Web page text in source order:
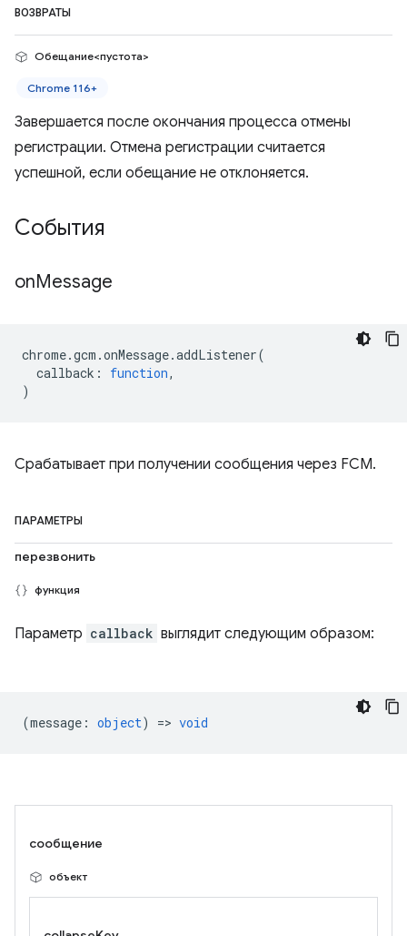
ВОЗВРАТЫ
Обещание<пустота>
Chrome 116+
Завершается после окончания процесса отмены
регистрации. Отмена регистрации считается
успешной, если обещание не отклоняется.
События
onMessage
chrome.gcm .onMessage.addListener(
callback : function,
)
Срабатывает при получении сообщения через FCM.
ПАРАМЕТРЫ
перезвонить
функция
Параметр callback выглядит следующим образом:
(message : object) => void
сообщение
объект